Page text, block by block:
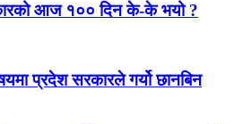
आज १०० दिन के-के भयो ?
प्रदेश सरकारले गर्यो छानबिन